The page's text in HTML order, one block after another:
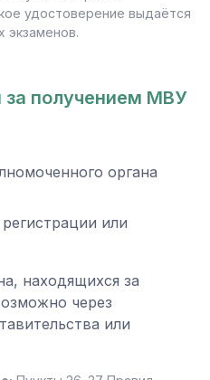
удостоверение выдаётся
экзаменов.
за получением МВУ
органа
или
находящихся за
через
или